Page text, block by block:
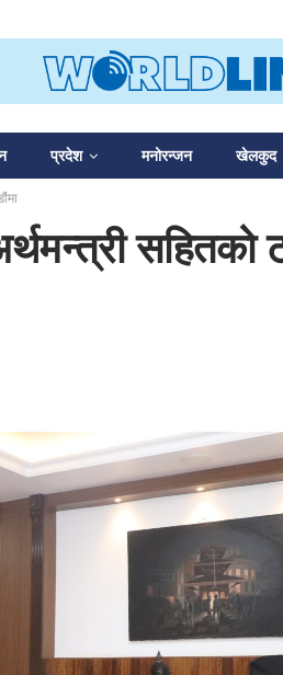
प्रदेश मनोरन्जन खेलकुद
सहितको